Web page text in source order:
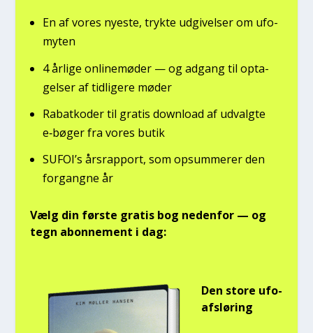
En af vores nye­ste, tryk­te udgi­vel­ser om ufo­
myten
4 årli­ge onli­ne­mø­der — og adgang til opta­
gel­ser af tid­li­ge­re møder
Rabat­ko­der til gra­tis down­lo­ad af udvalg­te
e‑bøger fra vores butik
SUFOI’s års­rap­port, som opsum­me­rer den
for­gang­ne år
Vælg din før­ste gra­tis bog neden­for — og
tegn abon­ne­ment i dag:
Den sto­re ufo-
afslø­ring